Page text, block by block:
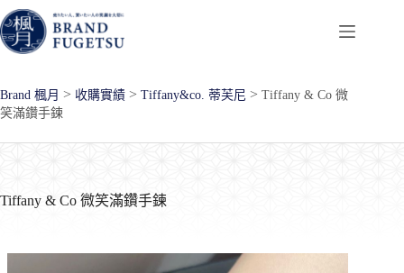
跳
至
主
內
容
Brand 楓月 > 收購實績 > Tiffany&co. 蒂芙尼 > Tiffany & Co 微
笑滿鑽手鍊
Tiffany & Co 微笑滿鑽手鍊